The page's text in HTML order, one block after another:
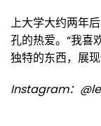
上大学大约两年
孔的热爱。“我喜
独特的东西，展
Instagram：